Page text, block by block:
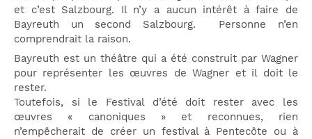
et c’est Salzbourg. Il n’y a aucun intérêt à faire de
Bayreuth un second Salzbourg. Personne n’en
comprendrait la raison.
Bayreuth est un théâtre qui a été construit par Wagner
pour représenter les œuvres de Wagner et il doit le
rester.
Toutefois, si le Festival d’été doit rester avec les
œuvres « canoniques » et reconnues, rien
n’empêcherait de créer un festival à Pentecôte ou à